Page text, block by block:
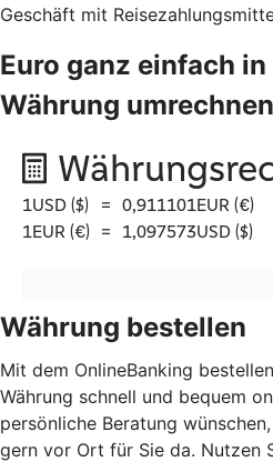
Geschäft mit
Euro ganz einfach
Währung umrechnen
Währung bestellen
Mit dem OnlineBanking
Währung schnell und bequem
persönliche Beratung
gern vor Ort für Sie da. Nutzen